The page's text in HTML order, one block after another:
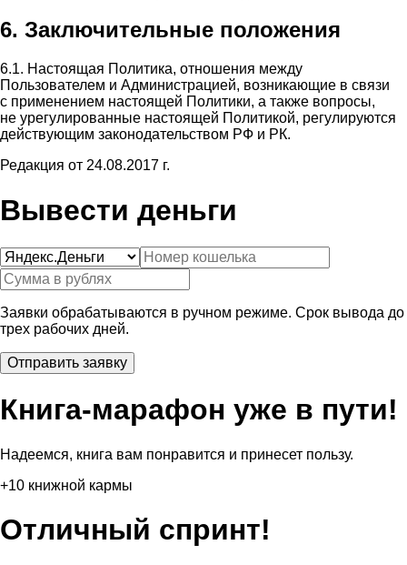
6. Заключительные положения
6.1. Настоящая Политика, отношения между
Пользователем и Администрацией, возникающие в связи
с применением настоящей Политики, а также вопросы,
не урегулированные настоящей Политикой, регулируются
действующим законодательством РФ и РК.
Редакция от 24.08.2017 г.
Вывести деньги
Заявки обрабатываются в ручном режиме. Срок вывода до
трех рабочих дней.
Книга-марафон уже в пути!
Надеемся, книга вам понравится и принесет пользу.
+10 книжной кармы
Отличный спринт!